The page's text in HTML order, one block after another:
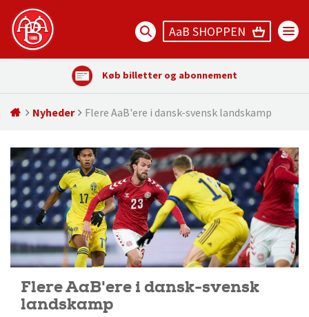
AaB SHOPPEN
Køb billetter og abonnement
Nyheder Flere AaB'ere i dansk-svensk landskamp
Flere AaB'ere i dansk-svensk
landskamp